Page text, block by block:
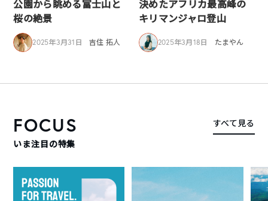
公園から眺める富士山と
桜の絶景
2025年3月31日 吉住 拓人
決めたアフリカ最高峰の
キリマンジャロ登山
2025年3月18日 たまやん
FOCUS
いま注目の特集
すべて見る